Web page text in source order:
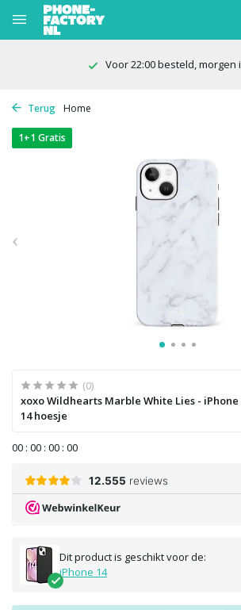
100 dagen bedenktijd
Terug Home
1+1 Gratis
(0)
xoxo Wildhearts Marble White Lies - iPhone
14 hoesje
00 : 00 : 00 : 00
Dit product is geschikt voor de:
iPhone 14